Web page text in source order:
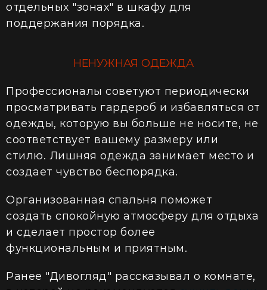
отдельных "зонах" в шкафу для
поддержания порядка.
НЕНУЖНАЯ ОДЕЖДА
Профессионалы советуют периодически
просматривать гардероб и избавляться от
одежды, которую вы больше не носите, не
соответствует вашему размеру или
стилю. Лишняя одежда занимает место и
создает чувство беспорядка.
Организованная спальня поможет
создать спокойную атмосферу для отдыха
и сделает простор более
функциональным и приятным.
Ранее "Дивогляд" рассказывал о комнате,